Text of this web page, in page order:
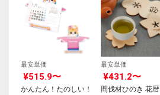
最安単価
¥515.9〜
かんたん！たのしい！
最安単価
¥431.2〜
間伐材ひのき 花暦